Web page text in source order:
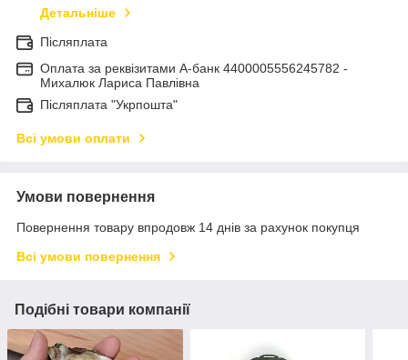
Детальніше
Післяплата
Оплата за реквізитами А-банк 4400005556245782 -
Михалюк Лариса Павлівна
Післяплата "Укрпошта"
Всі умови оплати
Умови повернення
Повернення товару впродовж 14 днів за рахунок покупця
Всі умови повернення
Подібні товари компанії